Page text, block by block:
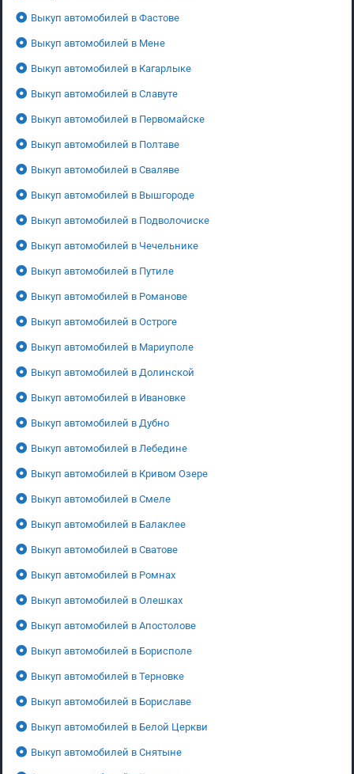
Выкуп автомобилей в Фастове
Выкуп автомобилей в Мене
Выкуп автомобилей в Кагарлыке
Выкуп автомобилей в Славуте
Выкуп автомобилей в Первомайске
Выкуп автомобилей в Полтаве
Выкуп автомобилей в Сваляве
Выкуп автомобилей в Вышгороде
Выкуп автомобилей в Подволочиске
Выкуп автомобилей в Чечельнике
Выкуп автомобилей в Путиле
Выкуп автомобилей в Романове
Выкуп автомобилей в Остроге
Выкуп автомобилей в Мариуполе
Выкуп автомобилей в Долинской
Выкуп автомобилей в Ивановке
Выкуп автомобилей в Дубно
Выкуп автомобилей в Лебедине
Выкуп автомобилей в Кривом Озере
Выкуп автомобилей в Смеле
Выкуп автомобилей в Балаклее
Выкуп автомобилей в Сватове
Выкуп автомобилей в Ромнах
Выкуп автомобилей в Олешках
Выкуп автомобилей в Апостолове
Выкуп автомобилей в Борисполе
Выкуп автомобилей в Терновке
Выкуп автомобилей в Бориславе
Выкуп автомобилей в Белой Церкви
Выкуп автомобилей в Снятыне